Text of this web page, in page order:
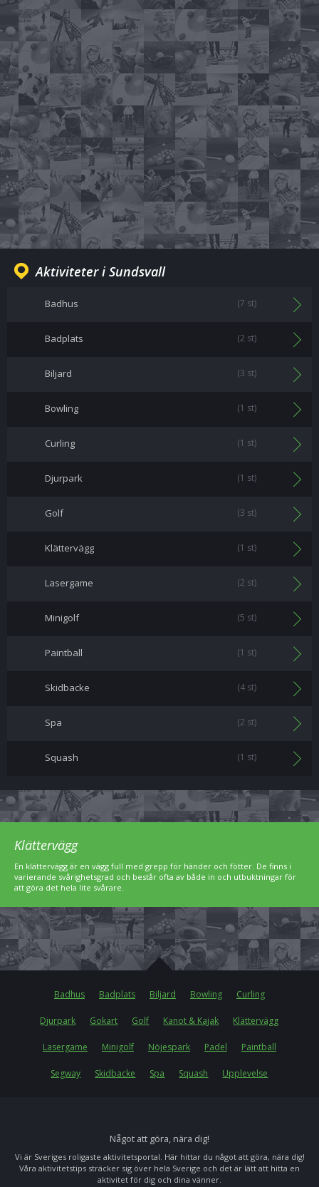
Aktiviteter i Sundsvall
Badhus (7 st)
Badplats (2 st)
Biljard (3 st)
Bowling (1 st)
Curling (1 st)
Djurpark (1 st)
Golf (3 st)
Klättervägg (1 st)
Lasergame (2 st)
Minigolf (5 st)
Paintball (1 st)
Skidbacke (4 st)
Spa (2 st)
Squash (1 st)
Klättervägg
En klättervägg är en vägg full med grepp för händer och fötter. De finns i
varierande svårighetsgrad och består ofta av både in och utbuktningar för
att göra det hela lite svårare.
Badhus Badplats Biljard Bowling Curling
Djurpark Gokart Golf Kanot & Kajak Klättervägg
Lasergame Minigolf Nöjespark Padel Paintball
Segway Skidbacke Spa Squash Upplevelse
Något att göra, nära dig!
Vi är Sveriges roligaste aktivitetsportal. Här hittar du något att göra, nära dig!
Våra aktivitetstips sträcker sig över hela Sverige och det är lätt att hitta en
aktivitet för dig och dina vänner.